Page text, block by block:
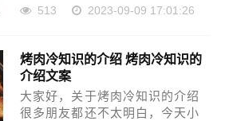
天就由小编来为大家分享，希望
知识有哪些有趣的冷知识有趣的
冷知识1，被拒绝时心……
513 2023-09-09 17:01:26
烤肉冷知识的介绍 烤肉冷知识的
介绍文案
大家好，关于烤肉冷知识的介绍
很多朋友都还不太明白，今天小